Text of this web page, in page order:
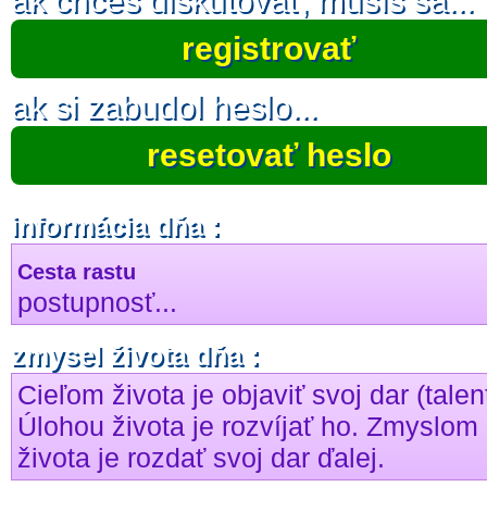
registrovať
ak si zabudol heslo...
resetovať heslo
informácia dňa :
Cesta rastu
postupnosť...
zmysel života dňa :
Cieľom života je objaviť svoj dar
Úlohou života je rozvíjať ho. Zmyslom
života je rozdať svoj dar ďalej.